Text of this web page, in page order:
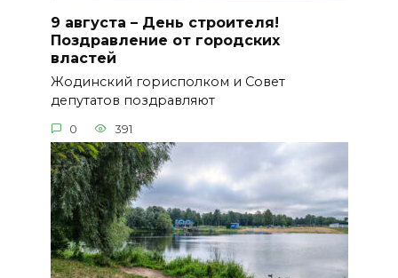
9 августа – День строителя!
Поздравление от городских
властей
Жодинский горисполком и Совет
депутатов поздравляют
0 391